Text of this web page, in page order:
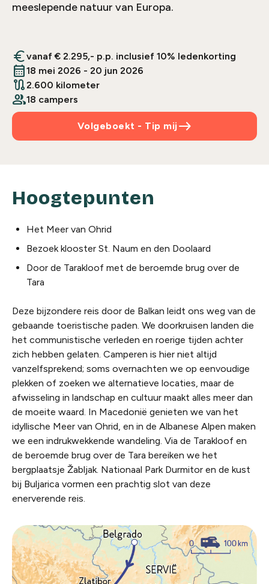
meeslepende natuur van Europa.
eurovanaf € 2.295,- p.p. inclusief 10% ledenkorting
calendar_month18 mei 2026 - 20 jun 2026
route2.600 kilometer
people18 campers
east
Volgeboekt - Tip mij
Hoogtepunten
Het Meer van Ohrid
Bezoek klooster St. Naum en den Doolaard
Door de Tarakloof met de beroemde brug over de
Tara
Deze bijzondere reis door de Balkan leidt ons weg van de
gebaande toeristische paden. We doorkruisen landen die
het communistische verleden en roerige tijden achter
zich hebben gelaten. Camperen is hier niet altijd
vanzelfsprekend; soms overnachten we op eenvoudige
plekken of zoeken we alternatieve locaties, maar de
afwisseling in landschap en cultuur maakt alles meer dan
de moeite waard. In Macedonië genieten we van het
idyllische Meer van Ohrid, en in de Albanese Alpen maken
we een indrukwekkende wandeling. Via de Tarakloof en
de beroemde brug over de Tara bereiken we het
bergplaatsje Žabljak. Nationaal Park Durmitor en de kust
bij Buljarica vormen een prachtig slot van deze
enerverende reis.